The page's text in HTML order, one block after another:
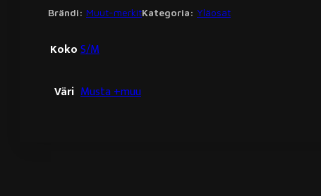
Brändi: Muut-merkitKategoria: Yläosat
KokoS/M
Väri Musta +muu